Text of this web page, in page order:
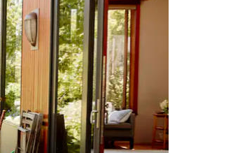
do teclado ou tocando e deslizando o dedo na tela.